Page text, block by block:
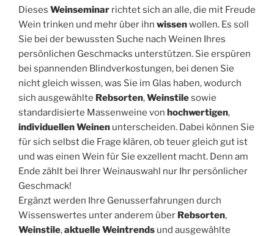
Dieses Weinseminar richtet sich an alle, die mit Freude
Wein trinken und mehr über ihn wissenwollen. Es soll
Sie bei der bewussten Suche nach Weinen Ihres
persönlichen Geschmacks unterstützen. Sie erspüren
bei spannenden Blindverkostungen, bei denen Sie
nicht gleich wissen, was Sie im Glas haben, wodurch
sich ausgewählte Rebsorten,Weinstilesowie
standardisierte Massenweine von hochwertigen,
individuellen Weinen unterscheiden. Dabei können Sie
für sich selbst die Frage klären, ob teuer gleich gut ist
und was einen Wein für Sie exzellent macht. Denn am
Ende zählt bei Ihrer Weinauswahl nur Ihr persönlicher
Geschmack!
Ergänzt werden Ihre Genusserfahrungen durch
Wissenswertes unter anderem über Rebsorten,
Weinstile,aktuelle Weintrends und ausgewählte